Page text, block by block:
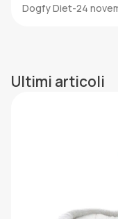
Dogfy Diet-24
Ultimi articoli